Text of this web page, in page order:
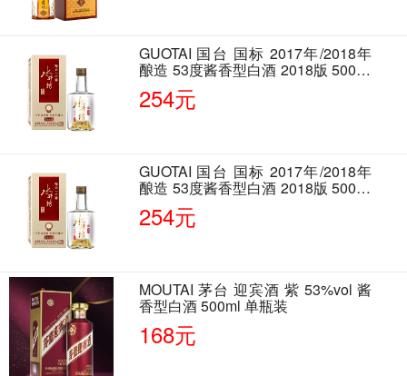
GUOTAI 国台 国标 2017年/2018年
酿造 53度酱香型白酒 2018版 500ml
单瓶装
254元
GUOTAI 国台 国标 2017年/2018年
酿造 53度酱香型白酒 2018版 500ml
单瓶装
254元
MOUTAI 茅台 迎宾酒 紫 53%vol 酱
香型白酒 500ml 单瓶装
168元